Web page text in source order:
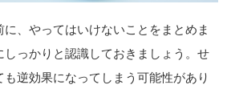
、やってはいけないことをまとめま
しっかりと認識しておきましょう。せ
も逆効果になってしまう可能性があり